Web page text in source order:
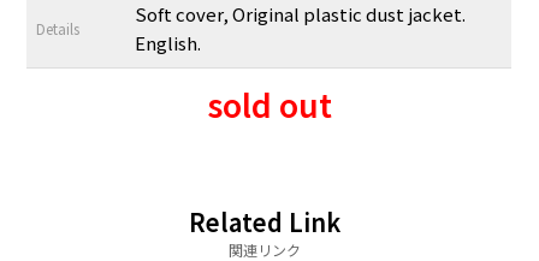
Details
Soft cover, Original plastic dust jacket.
English.
sold out
Related Link
関連リンク